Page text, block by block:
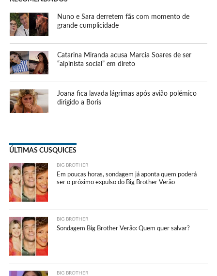
Nuno e Sara derretem fãs com momento de
grande cumplicidade
Catarina Miranda acusa Marcia Soares de ser
“alpinista social” em direto
Joana fica lavada lágrimas após avião polémico
dirigido a Boris
ÚLTIMAS CUSQUICES
BIG BROTHER
Em poucas horas, sondagem já aponta quem poderá
ser o próximo expulso do Big Brother Verão
BIG BROTHER
Sondagem Big Brother Verão: Quem quer salvar?
BIG BROTHER